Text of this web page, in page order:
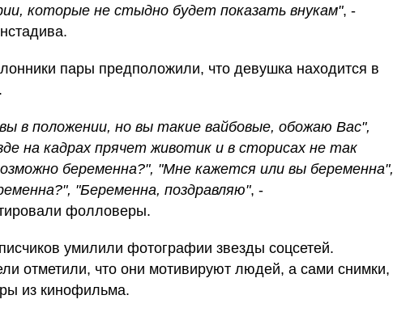
которые не стыдно будет показать внукам", -
пары предположили, что девушка находится в
в положении, но вы такие вайбовые, обожаю Вас",
на кадрах прячет животик и в сторисах не так
беременна?", "Мне кажется или вы беременна",
"Беременна, поздравляю", -
фолловеры.
умилили фотографии звезды соцсетей.
отметили, что они мотивируют людей, а сами снимки,
из кинофильма.